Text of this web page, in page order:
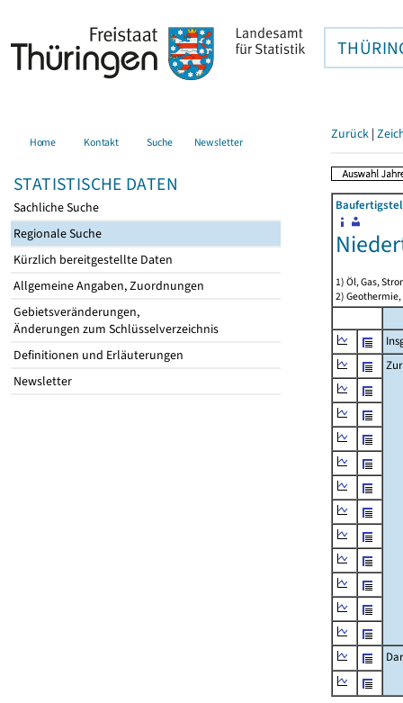
Home Kontakt Suche Newsletter
STATISTISCHE DATEN
Sachliche Suche
Regionale Suche
Kürzlich bereitgestellte Daten
Allgemeine Angaben, Zuordnungen
Gebietsveränderungen,
Änderungen zum Schlüsselverzeichnis
Definitionen und Erläuterungen
Newsletter
Zurück |
1) Öl, Gas,
2)